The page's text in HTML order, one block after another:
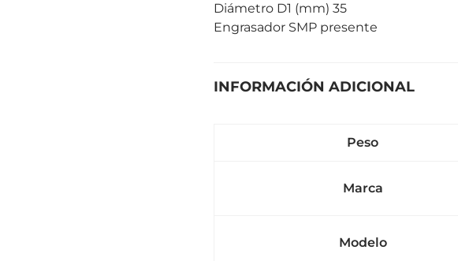
Diámetro D1 (mm) 35
Engrasador SMP presente
INFORMACIÓN ADICIONAL
Peso
Marca
Modelo